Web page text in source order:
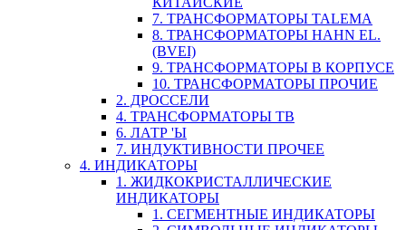
7. ТРАНСФОРМАТОРЫ TALEMA
8. ТРАНСФОРМАТОРЫ HAHN EL.
(BVEI)
9. ТРАНСФОРМАТОРЫ В КОРПУСЕ
10. ТРАНСФОРМАТОРЫ ПРОЧИЕ
2. ДРОССЕЛИ
4. ТРАНСФОРМАТОРЫ ТВ
6. ЛАТР 'Ы
7. ИНДУКТИВНОСТИ ПРОЧЕЕ
4. ИНДИКАТОРЫ
1. ЖИДКОКРИСТАЛЛИЧЕСКИЕ
ИНДИКАТОРЫ
1. СЕГМЕНТНЫЕ ИНДИКАТОРЫ